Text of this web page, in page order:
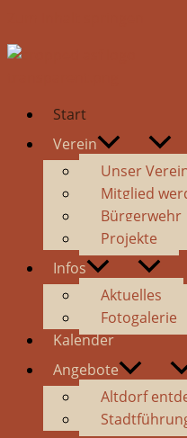
Start
Verein
Unser
Mitglied
Bürgerwehr
Projekte
Infos
Aktuelles
Fotogalerie
Kalender
Angebote
Altdorf